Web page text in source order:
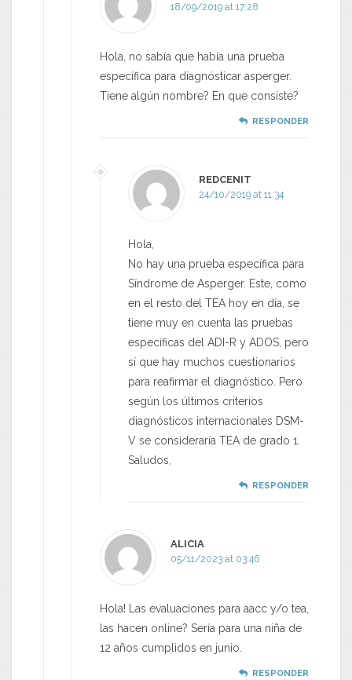
18/09/2019 at 17:28
Hola, no sabía que había una prueba
específica para diagnósticar asperger.
Tiene algún nombre? En que consiste?
RESPONDER
REDCENIT
24/10/2019 at 11:34
Hola,
No hay una prueba específica para
Síndrome de Asperger. Este, como
en el resto del TEA hoy en día, se
tiene muy en cuenta las pruebas
específicas del ADI-R y ADOS, pero
sí que hay muchos cuestionarios
para reafirmar el diagnóstico. Pero
según los últimos criterios
diagnósticos internacionales DSM-
V se consideraría TEA de grado 1.
Saludos,
RESPONDER
ALICIA
05/11/2023 at 03:46
Hola! Las evaluaciones para aacc y/o tea,
las hacen online? Sería para una niña de
12 años cumplidos en junio.
RESPONDER